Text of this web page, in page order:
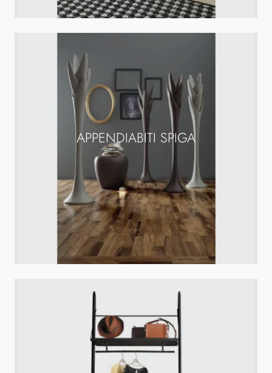
APPENDIABITI SPIGA